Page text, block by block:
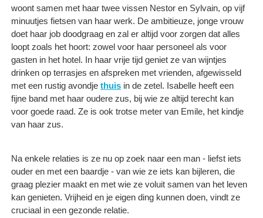
woont samen met haar twee vissen Nestor en Sylvain, op vijf
minuutjes fietsen van haar werk. De ambitieuze, jonge vrouw
doet haar job doodgraag en zal er altijd voor zorgen dat alles
loopt zoals het hoort: zowel voor haar personeel als voor
gasten in het hotel. In haar vrije tijd geniet ze van wijntjes
drinken op terrasjes en afspreken met vrienden, afgewisseld
met een rustig avondje thuis in de zetel. Isabelle heeft een
fijne band met haar oudere zus, bij wie ze altijd terecht kan
voor goede raad. Ze is ook trotse meter van Emile, het kindje
van haar zus.
Na enkele relaties is ze nu op zoek naar een man - liefst iets
ouder en met een baardje - van wie ze iets kan bijleren, die
graag plezier maakt en met wie ze voluit samen van het leven
kan genieten. Vrijheid en je eigen ding kunnen doen, vindt ze
cruciaal in een gezonde relatie.